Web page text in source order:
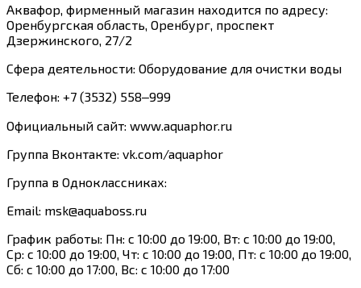
Аквафор, фирменный магазин находится по адресу:
Оренбургская область, Оренбург, проспект
Дзержинского, 27/2
Сфера деятельности: Оборудование для очистки воды
Телефон: +7 (3532) 558‒999
Официальный сайт: www.aquaphor.ru
Группа Вконтакте: vk.com/aquaphor
Группа в Одноклассниках:
Email: msk@aquaboss.ru
График работы: Пн: с 10:00 до 19:00, Вт: с 10:00 до 19:00,
Ср: с 10:00 до 19:00, Чт: с 10:00 до 19:00, Пт: с 10:00 до 19:00,
Сб: с 10:00 до 17:00, Вс: с 10:00 до 17:00